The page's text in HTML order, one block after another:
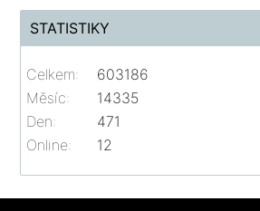
STATISTIKY
Online: 12
Celkem:
603186
Měsíc:
14335
Den:
471